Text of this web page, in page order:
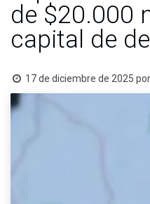
de $20.000
capital de
17 de diciembre de 2025 por